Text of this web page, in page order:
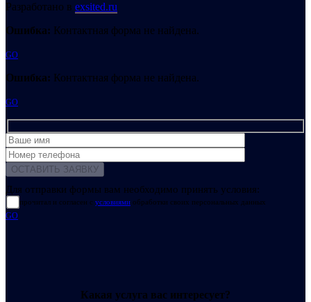
Разработано в exsited.ru
Ошибка: Контактная форма не найдена.
GO
Ошибка: Контактная форма не найдена.
GO
Для отправки формы вам необходимо принять условия:
прочитал и согласен с условиями обработки своих персональных данных
GO
Какая услуга вас интересует?